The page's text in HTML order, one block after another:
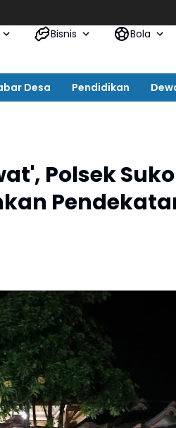
Bisnis Bola
Desa Pendidikan
Polsek